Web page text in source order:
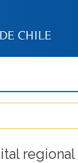
BIBLIOTECAS
Estudiantes
Académicas/os
regional